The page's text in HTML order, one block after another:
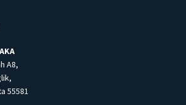
A8,
55581